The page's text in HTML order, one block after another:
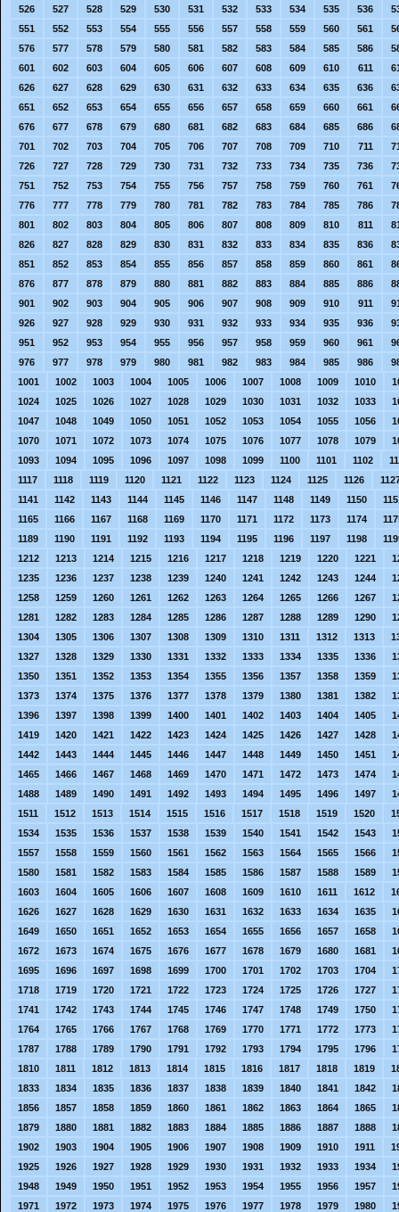
526
527 528 529 530 531 532 533 534 535 536
551
552 553 554 555 556 557 558 559 560 561
576
577 578 579 580 581 582 583 584 585 586
601
602 603 604 605 606 607 608 609 610 611
626
627 628 629 630 631 632 633 634 635 636
651
652 653 654 655 656 657 658 659 660 661
676
677 678 679 680 681 682 683 684 685 686
701
702 703 704 705 706 707 708 709 710 711
726
727 728 729 730 731 732 733 734 735 736
751
752 753 754 755 756 757 758 759 760 761
776
777 778 779 780 781 782 783 784 785 786
801
802 803 804 805 806 807 808 809 810 811
826
827 828 829 830 831 832 833 834 835 836
851
852 853 854 855 856 857 858 859 860 861
876
877 878 879 880 881 882 883 884 885 886
901
902 903 904 905 906 907 908 909 910 911
926
927 928 929 930 931 932 933 934 935 936
951
952 953 954 955 956 957 958 959 960 961
976
977 978 979 980 981 982 983 984 985 986
1001
1002 1003 1004 1005 1006 1007 1008 1009 1010
1024
1025 1026 1027 1028 1029 1030 1031 1032 1033
1047
1048 1049 1050 1051 1052 1053 1054 1055 1056
1070
1071 1072 1073 1074 1075 1076 1077 1078 1079
1093
1094 1095 1096 1097 1098 1099 1100 1101 1102
1117
1118 1119 1120 1121 1122 1123 1124 1125 1126
1141
1142 1143 1144 1145 1146 1147 1148 1149 1150
1165
1166 1167 1168 1169 1170 1171 1172 1173 1174
1189
1190 1191 1192 1193 1194 1195 1196 1197 1198
1212
1213 1214 1215 1216 1217 1218 1219 1220 1221
1235
1236 1237 1238 1239 1240 1241 1242 1243 1244
1258
1259 1260 1261 1262 1263 1264 1265 1266 1267
1281
1282 1283 1284 1285 1286 1287 1288 1289 1290
1304
1305 1306 1307 1308 1309 1310 1311 1312 1313
1327
1328 1329 1330 1331 1332 1333 1334 1335 1336
1350
1351 1352 1353 1354 1355 1356 1357 1358 1359
1373
1374 1375 1376 1377 1378 1379 1380 1381 1382
1396
1397 1398 1399 1400 1401 1402 1403 1404 1405
1419
1420 1421 1422 1423 1424 1425 1426 1427 1428
1442
1443 1444 1445 1446 1447 1448 1449 1450 1451
1465
1466 1467 1468 1469 1470 1471 1472 1473 1474
1488
1489 1490 1491 1492 1493 1494 1495 1496 1497
1511
1512 1513 1514 1515 1516 1517 1518 1519 1520
1534
1535 1536 1537 1538 1539 1540 1541 1542 1543
1557
1558 1559 1560 1561 1562 1563 1564 1565 1566
1580
1581 1582 1583 1584 1585 1586 1587 1588 1589
1603
1604 1605 1606 1607 1608 1609 1610 1611 1612
1626
1627 1628 1629 1630 1631 1632 1633 1634 1635
1649
1650 1651 1652 1653 1654 1655 1656 1657 1658
1672
1673 1674 1675 1676 1677 1678 1679 1680 1681
1695
1696 1697 1698 1699 1700 1701 1702 1703 1704
1718
1719 1720 1721 1722 1723 1724 1725 1726 1727
1741
1742 1743 1744 1745 1746 1747 1748 1749 1750
1764
1765 1766 1767 1768 1769 1770 1771 1772 1773
1787
1788 1789 1790 1791 1792 1793 1794 1795 1796
1810
1811 1812 1813 1814 1815 1816 1817 1818 1819
1833
1834 1835 1836 1837 1838 1839 1840 1841 1842
1856
1857 1858 1859 1860 1861 1862 1863 1864 1865
1879
1880 1881 1882 1883 1884 1885 1886 1887 1888
1902
1903 1904 1905 1906 1907 1908 1909 1910 1911
1925
1926 1927 1928 1929 1930 1931 1932 1933 1934
1948
1949 1950 1951 1952 1953 1954 1955 1956 1957
1971
1972 1973 1974 1975 1976 1977 1978 1979 1980